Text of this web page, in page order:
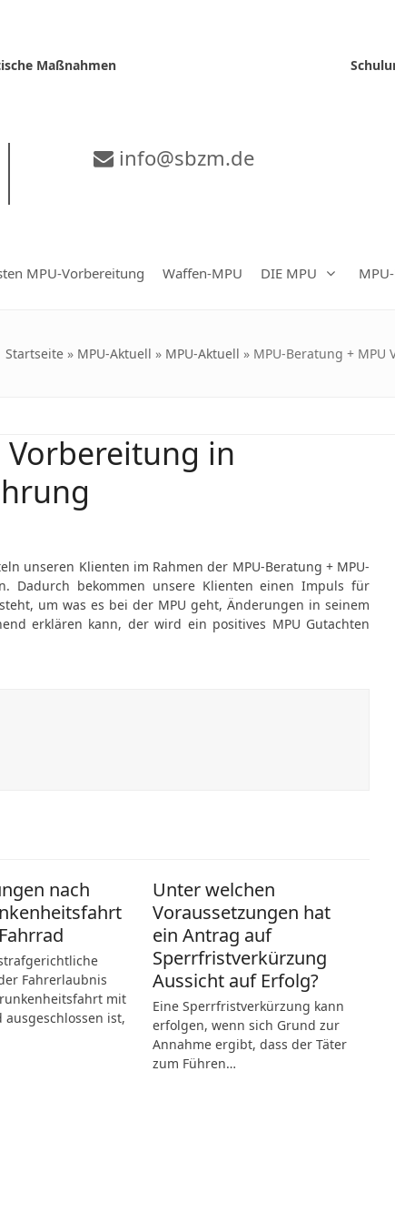
Maßnahmen
info@sbzm.de
MPU-Vorbereitung Waffen-MPU DIE MPU
Startseite » MPU-Aktuell » MPU-Aktuell » MPU-Beratung +
Vorbereitung in
unseren Klienten im Rahmen der MPU-Beratung + MPU-
Dadurch bekommen unsere Klienten einen Impuls für
um was es bei der MPU geht, Änderungen in seinem
erklären kann, der wird ein positives MPU Gutachten
nach
Fahrerlaubnis
mit
ausgeschlossen ist,
Unter welchen
Voraussetzungen hat
ein Antrag auf
Sperrfristverkürzung
Aussicht auf Erfolg?
Eine Sperrfristverkürzung kann
erfolgen, wenn sich Grund zur
Annahme ergibt, dass der Täter
zum Führen…